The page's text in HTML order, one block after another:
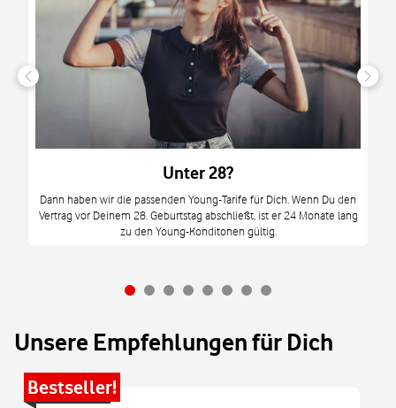
Unter 28?
Dann haben wir die passenden Young-Tarife für Dich. Wenn Du den
Vertrag vor Deinem 28. Geburtstag abschließt, ist er 24 Monate lang
zu den Young-Konditonen gültig.
Unsere Empfehlungen für Dich
Bestseller!